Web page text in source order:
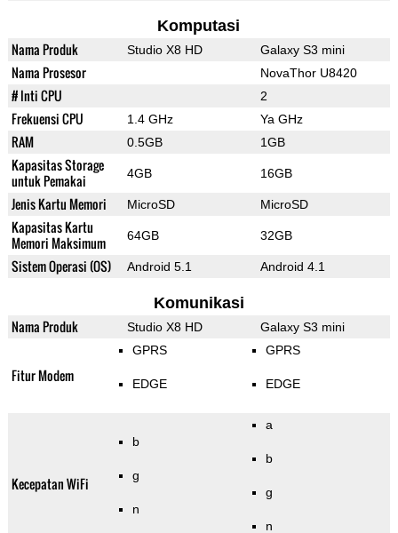
Komputasi
Nama Produk Studio X8 HD Galaxy S3 mini
Nama Prosesor NovaThor U8420
# Inti CPU 2
Frekuensi CPU 1.4 GHz Ya GHz
RAM 0.5GB 1GB
Kapasitas Storage
untuk Pemakai
4GB 16GB
Jenis Kartu Memori MicroSD MicroSD
Kapasitas Kartu
Memori Maksimum
64GB 32GB
Sistem Operasi (OS) Android 5.1 Android 4.1
Komunikasi
Nama Produk Studio X8 HD Galaxy S3 mini
Fitur Modem
GPRS
EDGE
GPRS
EDGE
Kecepatan WiFi
b
g
n
a
b
g
n